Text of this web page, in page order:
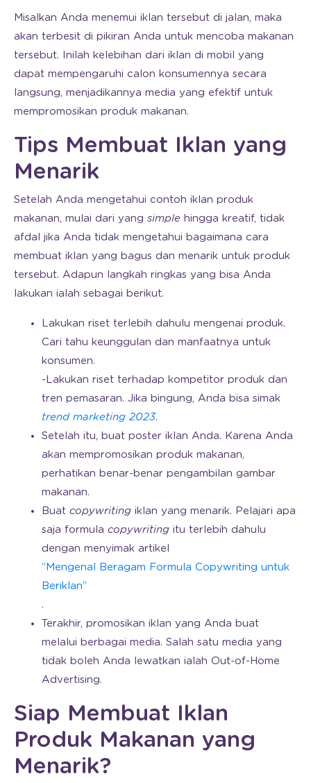
Misalkan Anda menemui iklan tersebut di jalan, maka
akan terbesit di pikiran Anda untuk mencoba makanan
tersebut. Inilah kelebihan dari iklan di mobil yang
dapat mempengaruhi calon konsumennya secara
langsung, menjadikannya media yang efektif untuk
mempromosikan produk makanan.
Tips Membuat Iklan yang
Menarik
Setelah Anda mengetahui contoh iklan produk
makanan, mulai dari yang simple hingga kreatif, tidak
afdal jika Anda tidak mengetahui bagaimana cara
membuat iklan yang bagus dan menarik untuk produk
tersebut. Adapun langkah ringkas yang bisa Anda
lakukan ialah sebagai berikut.
Lakukan riset terlebih dahulu mengenai produk.
Cari tahu keunggulan dan manfaatnya untuk
konsumen.
-Lakukan riset terhadap kompetitor produk dan
tren pemasaran. Jika bingung, Anda bisa simak
trend marketing 2023.
Setelah itu, buat poster iklan Anda. Karena Anda
akan mempromosikan produk makanan,
perhatikan benar-benar pengambilan gambar
makanan.
Buat copywriting iklan yang menarik. Pelajari apa
saja formula copywriting itu terlebih dahulu
dengan menyimak artikel
“Mengenal Beragam Formula Copywriting untuk
Beriklan”
.
Terakhir, promosikan iklan yang Anda buat
melalui berbagai media. Salah satu media yang
tidak boleh Anda lewatkan ialah Out-of-Home
Advertising.
Siap Membuat Iklan
Produk Makanan yang
Menarik?